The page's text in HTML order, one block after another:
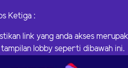
Ketiga :
link yang anda akses
lobby seperti dibawah ini.